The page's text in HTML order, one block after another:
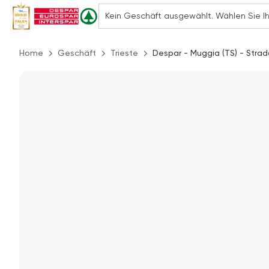
Home Geschäft Trieste Despar - Muggia (TS) -